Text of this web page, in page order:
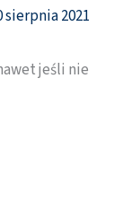
sierpnia 2021
jeśli nie